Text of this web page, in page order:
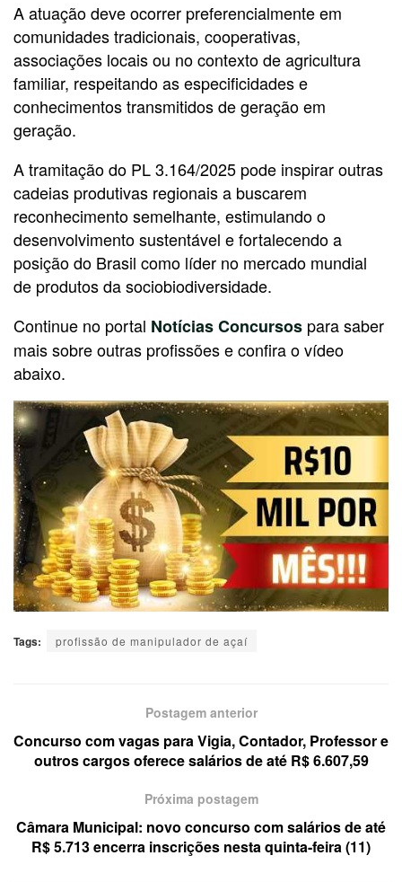
A atuação deve ocorrer preferencialmente em
comunidades tradicionais, cooperativas,
associações locais ou no contexto de agricultura
familiar, respeitando as especificidades e
conhecimentos transmitidos de geração em
geração.
A tramitação do PL 3.164/2025 pode inspirar outras
cadeias produtivas regionais a buscarem
reconhecimento semelhante, estimulando o
desenvolvimento sustentável e fortalecendo a
posição do Brasil como líder no mercado mundial
de produtos da sociobiodiversidade.
Continue no portal Notícias Concursos para saber
mais sobre outras profissões e confira o vídeo
abaixo.
Tags: profissão de manipulador de açaí
Postagem anterior
Concurso com vagas para Vigia, Contador, Professor e
outros cargos oferece salários de até R$ 6.607,59
Próxima postagem
Câmara Municipal: novo concurso com salários de até
R$ 5.713 encerra inscrições nesta quinta-feira (11)